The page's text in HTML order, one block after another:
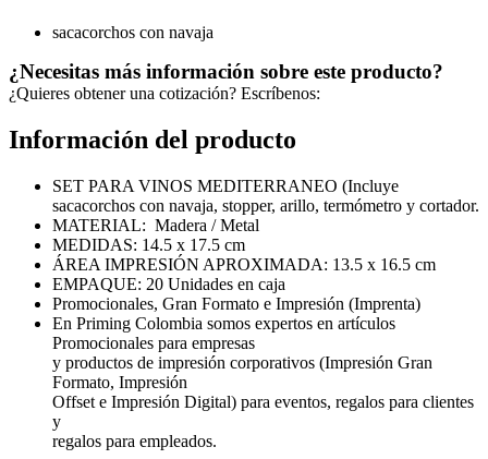
sacacorchos con navaja
¿Necesitas más información sobre este producto?
¿Quieres obtener una cotización? Escríbenos:
Información del producto
SET PARA VINOS MEDITERRANEO (Incluye
sacacorchos con navaja, stopper, arillo, termómetro y cortador.
MATERIAL: Madera / Metal
MEDIDAS: 14.5 x 17.5 cm
ÁREA IMPRESIÓN APROXIMADA: 13.5 x 16.5 cm
EMPAQUE: 20 Unidades en caja
Promocionales, Gran Formato e Impresión (Imprenta)
En Priming Colombia somos expertos en artículos
Promocionales para empresas
y productos de impresión corporativos (Impresión Gran
Formato, Impresión
Offset e Impresión Digital) para eventos, regalos para clientes
y
regalos para empleados.